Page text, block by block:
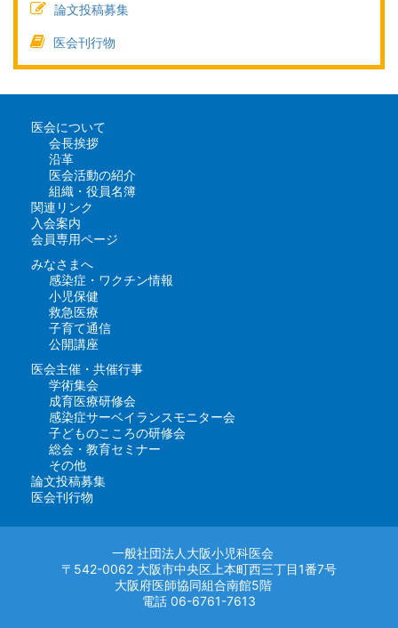
論文投稿募集
医会刊行物
医会について
会長挨拶
沿革
医会活動の紹介
組織・役員名簿
関連リンク
入会案内
会員専用ページ
みなさまへ
感染症・ワクチン情報
小児保健
救急医療
子育て通信
公開講座
医会主催・共催行事
学術集会
成育医療研修会
感染症サーベイランスモニター会
子どものこころの研修会
総会・教育セミナー
その他
論文投稿募集
医会刊行物
一般社団法人大阪小児科医会
〒542-0062 大阪市中央区上本町西三丁目1番7号
大阪府医師協同組合南館5階
電話 06-6761-7613